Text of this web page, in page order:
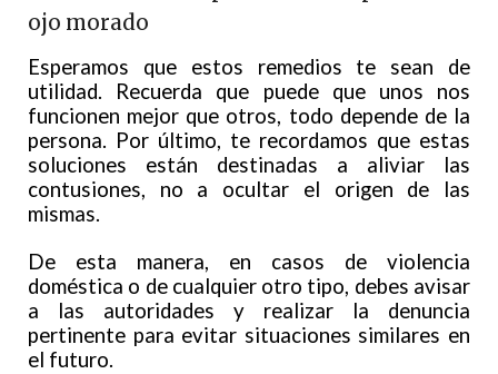
ojo morado
Esperamos que estos remedios te sean de
utilidad. Recuerda que puede que unos nos
funcionen mejor que otros, todo depende de la
persona. Por último, te recordamos que estas
soluciones están destinadas a aliviar las
contusiones, no a ocultar el origen de las
mismas.
De esta manera, en casos de violencia
doméstica o de cualquier otro tipo, debes avisar
a las autoridades y realizar la denuncia
pertinente para evitar situaciones similares en
el futuro.